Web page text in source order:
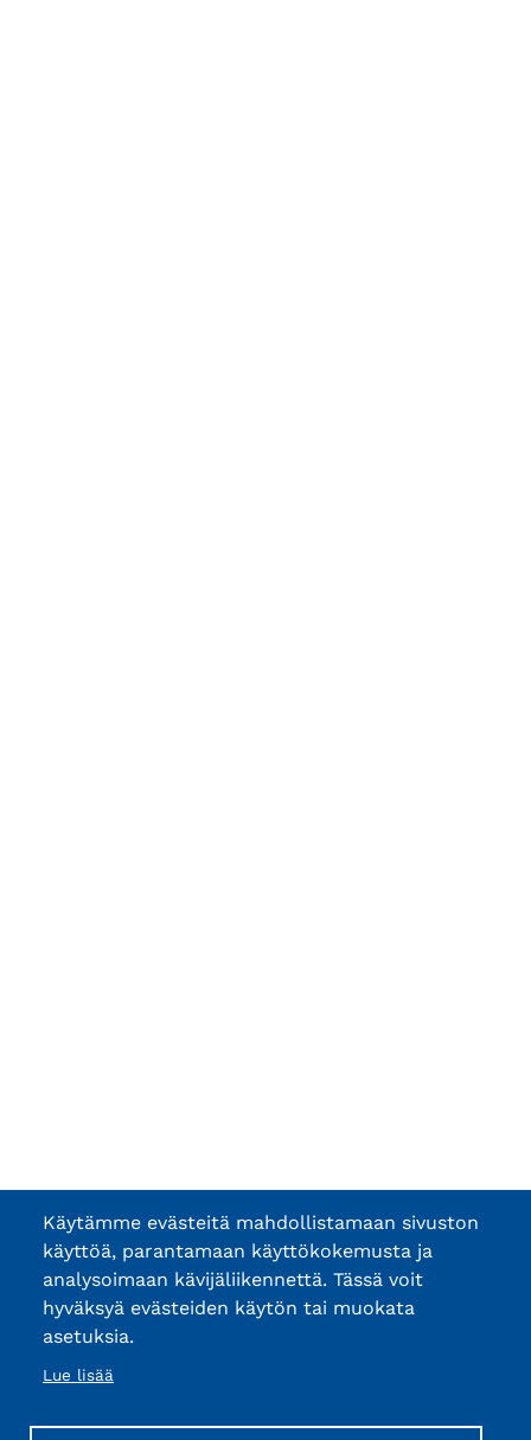
Käytämme evästeitä mahdollistamaan sivuston
käyttöä, parantamaan käyttökokemusta ja
analysoimaan kävijäliikennettä. Tässä voit
hyväksyä evästeiden käytön tai muokata
asetuksia.
Lue lisää